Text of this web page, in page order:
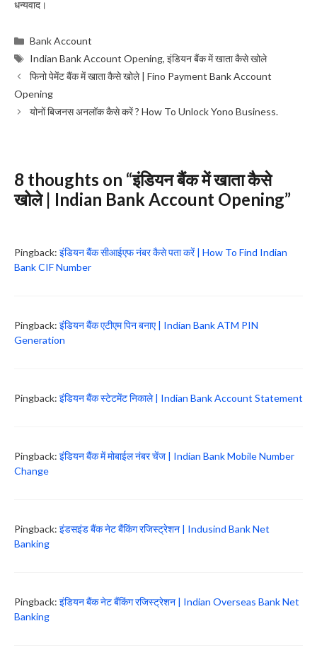
धन्यवाद।
Categories
Bank Account
Tags
Indian Bank Account Opening,इंडियन बैंक में खाता कैसे खोले
फिनो पेमेंट बैंक में खाता कैसे खोले | Fino Payment Bank Account
Opening
योनों बिजनस अनलॉक कैसे करें ? How To Unlock Yono Business.
8 thoughts on “इंडियन बैंक में खाता कैसे
खोले | Indian Bank Account Opening”
Pingback: इंडियन बैंक सीआईएफ नंबर कैसे पता करें | How To Find Indian
Bank CIF Number
Pingback: इंडियन बैंक एटीएम पिन बनाए | Indian Bank ATM PIN
Generation
Pingback: इंडियन बैंक स्टेटमेंट निकाले | Indian Bank Account Statement
Pingback: इंडियन बैंक में मोबाईल नंबर चेंज | Indian Bank Mobile Number
Change
Pingback: इंडसइंड बैंक नेट बैंकिंग रजिस्ट्रेशन | Indusind Bank Net
Banking
Pingback: इंडियन बैंक नेट बैंकिंग रजिस्ट्रेशन | Indian Overseas Bank Net
Banking